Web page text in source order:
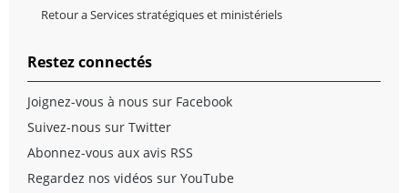
Retour a Services stratégiques et ministériels
Restez connectés
Joignez-vous à nous sur Facebook
Suivez-nous sur Twitter
Abonnez-vous aux avis RSS
Regardez nos vidéos sur YouTube